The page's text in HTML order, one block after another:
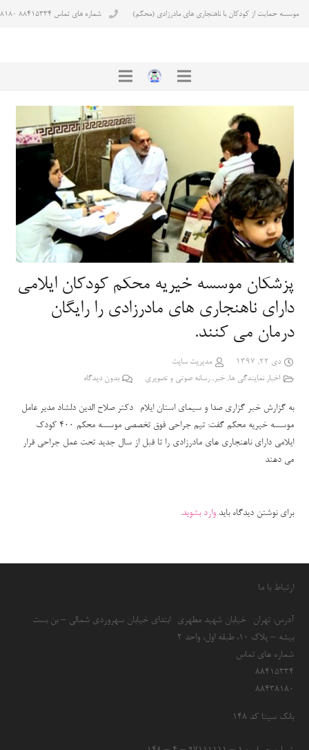
موسسه حمایت از کودکان با ناهنجاری های مادرزادی (محکم) شماره های تماس ۸۸۴۱۵۳۳۴ ۸۸۴۳۸۱۸۰
پزشکان موسسه خیریه محکم کودکان ایلامی
دارای ناهنجاری های مادرزادی را رایگان
درمان می کنند.
دی 22, 1397
مدیریت سایت
اخبار نمایندگی ها, خبر ,رسانه صوتی و تصویری بدون دیدگاه
به گزارش خبر گزاری صدا و سیمای استان ایلام- دکتر صلاح الدین دلشاد مدیر عامل
موسسه خیریه محکم
گفت: تیم جراحی فوق تخصصی موسسه محکم 400 کودک
ایلامی دارای ناهنجاری های مادرزادی را تا قبل از سال جدید تحت عمل جراحی قرار
می دهند
برای نوشتن دیدگاه بایدوارد بشوید.
ارتباط با ما
آدرس: تهران- خیابان شهید مطهری- ابتدای خیابان سهروردی شمالی – بن بست
بیشه – پلاک 10، طبقه اول، واحد 2
شماره های تماس
۸۸۴۱۵۳۳۴
۸۸۴۳۸۱۸۰
بانک سینا کد ۱۴۸